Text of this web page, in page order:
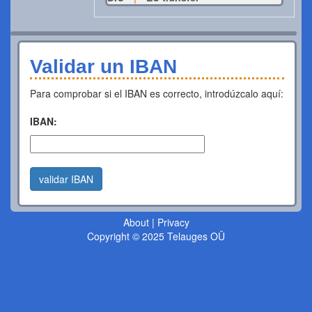
Validar un IBAN
Para comprobar si el IBAN es correcto, introdúzcalo aquí:
IBAN:
validar IBAN
About| Privacy
Copyright © 2025 Telauges OÜ